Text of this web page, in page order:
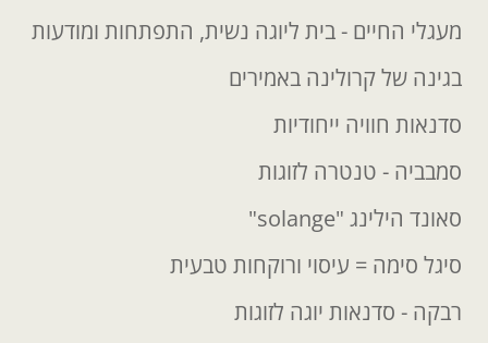
מעגלי החיים - בית ליוגה נשית, התפתחות ומודעות
בגינה של קרולינה באמירים
סדנאות חוויה ייחודיות
סמבביה - טנטרה לזוגות
סאונד הילינג "solange"
סיגל סימה = עיסוי ורוקחות טבעית
רבקה - סדנאות יוגה לזוגות